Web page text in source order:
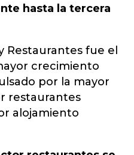
hasta la tercera
Restaurantes fue el
crecimiento
por la mayor
restaurantes
alojamiento